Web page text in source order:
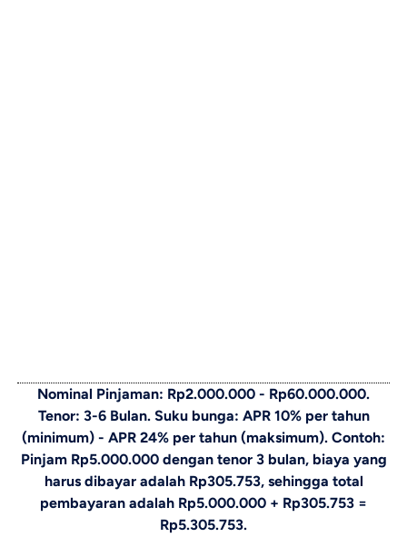
Nominal Pinjaman: Rp2.000.000 - Rp60.000.000.
Tenor: 3-6 Bulan. Suku bunga: APR 10% per tahun
(minimum) - APR 24% per tahun (maksimum). Contoh:
Pinjam Rp5.000.000 dengan tenor 3 bulan, biaya yang
harus dibayar adalah Rp305.753, sehingga total
pembayaran adalah Rp5.000.000 + Rp305.753 =
Rp5.305.753.